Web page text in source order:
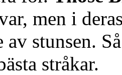
men i
stunsen.
stråkar.